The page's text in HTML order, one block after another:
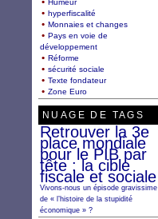
hyperfiscalité
Monnaies et changes
Pays en voie de
développement
Réforme
sécurité sociale
Texte fondateur
Zone Euro
NUAGE DE TAGS
Retrouver la 3e
place mondiale
pour le PIB par
tête : la cible
fiscale et sociale
Vivons-nous un épisode gravissime
de « l’histoire de la stupidité
économique » ?